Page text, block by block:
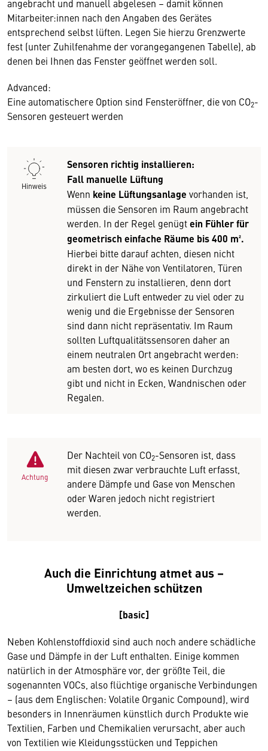
angebracht und manuell abgelesen – damit können
Mitarbeiter:innen nach den Angaben des Gerätes
entsprechend selbst lüften. Legen Sie hierzu Grenzwerte
fest (unter Zuhilfenahme der vorangegangenen Tabelle), ab
denen bei Ihnen das Fenster geöffnet werden soll.
Advanced:
Eine automatischere Option sind Fensteröffner, die von CO2­-
Sensoren gesteuert werden
Hinweis
Sensoren richtig installieren:
Fall manuelle Lüftung
Wenn keine Lüftungsanlage vorhanden ist,
müssen die Sensoren im Raum angebracht
werden. In der Regel genügtein Fühler für
geometrisch einfache Räume bis 400 m².
Hierbei bitte darauf achten, diesen nicht
direkt in der Nähe von Ventilatoren, Türen
und Fenstern zu installieren, denn dort
zirkuliert die Luft entweder zu viel oder zu
wenig und die Ergebnisse der Sensoren
sind dann nicht repräsentativ. Im Raum
sollten Luftqualitätssensoren daher an
einem neutralen Ort angebracht werden:
am besten dort, wo es keinen Durchzug
gibt und nicht in Ecken, Wandnischen oder
Regalen.
Achtung
Der Nachteil von CO2-Sensoren ist, dass
mit diesen zwar verbrauchte Luft erfasst,
andere Dämpfe und Gase von Menschen
oder Waren jedoch nicht registriert
werden.
Auch die Einrichtung atmet aus –
Umweltzeichen schützen
[basic]
Neben Kohlenstoffdioxid sind auch noch andere schädliche
Gase und Dämpfe in der Luft enthalten. Einige kommen
natürlich in der Atmosphäre vor, der größte Teil, die
sogenannten VOCs, also flüchtige organische Verbindungen
– (aus dem Englischen: Volatile Organic Compound), wird
besonders in Innenräumen künstlich durch Produkte wie
Textilien, Farben und Chemikalien verursacht, aber auch
von Textilien wie Kleidungsstücken und Teppichen